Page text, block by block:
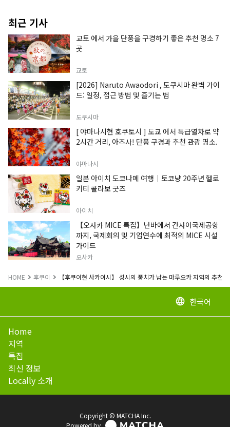
최근 기사
교토 에서 가을 단풍을 구경하기 좋은 추천 명소 7
곳
교토
[2026] Naruto Awaodori , 도쿠시마 완벽 가이
드: 일정, 접근 방법 및 즐기는 법
도쿠시마
[ 야마나시현 호쿠토시 ] 도쿄 에서 특급열차로 약
2시간 거리, 아즈사! 단풍 구경과 추천 관광 명소.
야마나시
일본 아이치 도코나메 여행｜토코냥 20주년 헬로
키티 콜라보 굿즈
아이치
【오사카 MICE 특집】난바에서 간사이국제공항
까지, 국제회의 및 기업연수에 최적의 MICE 시설
가이드
오사카
HOME 후쿠이 【후쿠이현 사카이시】 성시의 풍치가 남는 마루오카 지역의 추천
language 한국어
Home
지역
특집
최신 정보
Locally 소개
Copyright © MATCHA Inc.